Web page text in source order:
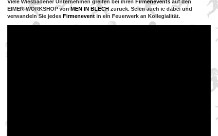
Viele Wiesbadener Unternehmen greifen bei ihren Firmenevents auf den
EIMER-WORKSHOP vonMEN IN BLECH zurück. Seien auch ie dabei und
verwandeln Sie jedes Firmenevent in ein Feuerwerk an Kollegialität.